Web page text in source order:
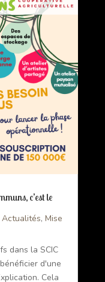
c’est le
Actualités, Mise
dans la SCIC
d'une
Cela